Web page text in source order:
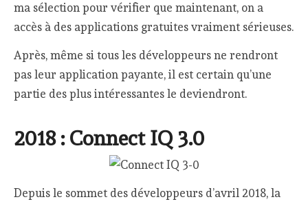
ma sélection pour vérifier que maintenant, on a
accès à des applications gratuites vraiment sérieuses.
Après, même si tous les développeurs ne rendront
pas leur application payante, il est certain qu’une
partie des plus intéressantes le deviendront.
2018 : Connect IQ 3.0
Depuis le sommet des développeurs d’avril 2018, la